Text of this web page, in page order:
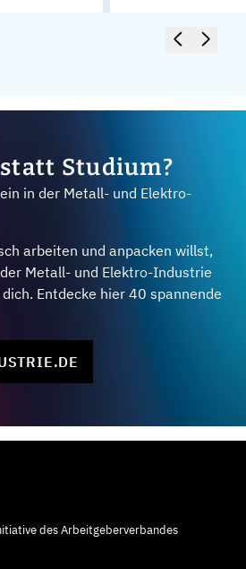
Studium?
in der Metall- und Elektro-
arbeiten und anpacken willst,
Metall- und Elektro-Industrie
Entdecke hier 40 spannende
des Arbeitgeberverbandes